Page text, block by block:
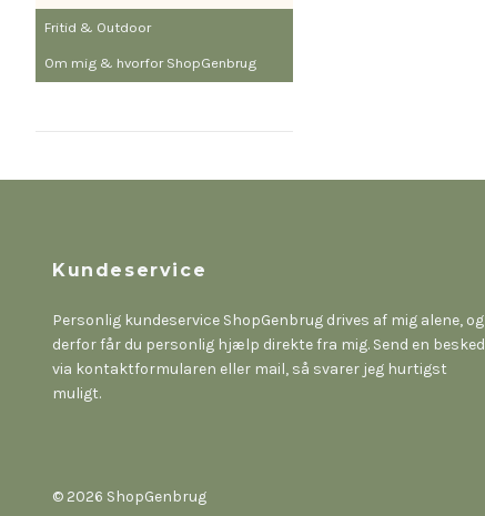
Fritid & Outdoor
Om mig & hvorfor ShopGenbrug
Kundeservice
Personlig kundeservice ShopGenbrug drives af mig alene, og
derfor får du personlig hjælp direkte fra mig. Send en besked
via kontaktformularen eller mail, så svarer jeg hurtigst
muligt.
© 2026 ShopGenbrug